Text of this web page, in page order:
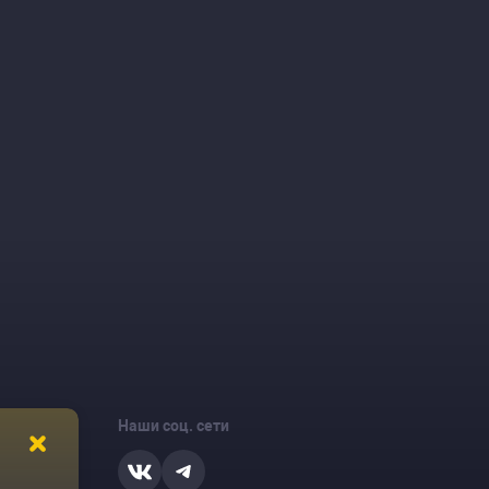
Наши соц. сети